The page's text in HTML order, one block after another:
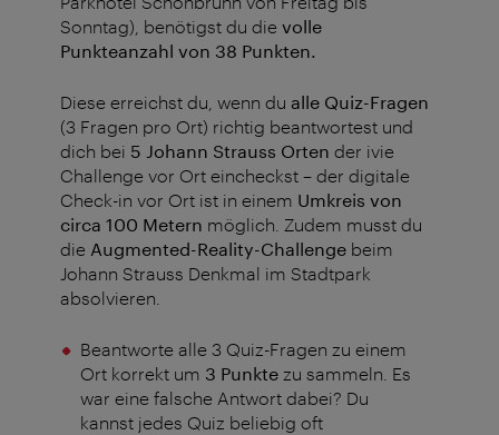
Sonntag), benötigst du die volle
Punkteanzahl von 38 Punkten.
Diese erreichst du, wenn du alle Quiz-Fragen
(3 Fragen pro Ort) richtig beantwortest und
dich bei 5 Johann Strauss Orten der ivie
Challenge vor Ort eincheckst – der digitale
Check-in vor Ort ist in einem Umkreis von
circa 100 Metern möglich. Zudem musst du
die Augmented-Reality-Challenge beim
Johann Strauss Denkmal im Stadtpark
absolvieren.
Beantworte alle 3 Quiz-Fragen zu einem
Ort korrekt um 3 Punktezu sammeln. Es
war eine falsche Antwort dabei? Du
kannst jedes Quiz beliebig oft